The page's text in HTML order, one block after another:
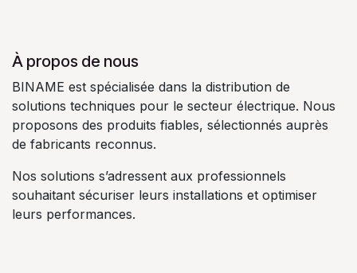
À propos de nous
BINAME est spécialisée dans la distribution de
solutions techniques pour le secteur électrique. Nous
proposons des produits fiables, sélectionnés auprès
de fabricants reconnus.
Nos solutions s’adressent aux professionnels
souhaitant sécuriser leurs installations et optimiser
leurs performances.